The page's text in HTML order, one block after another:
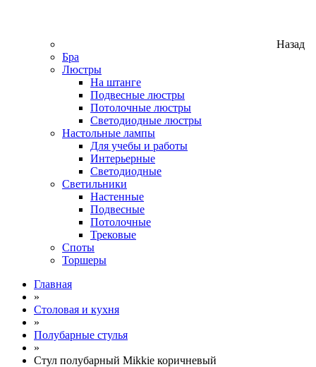
Назад
Бра
Люстры
На штанге
Подвесные люстры
Потолочные люстры
Светодиодные люстры
Настольные лампы
Для учебы и работы
Интерьерные
Светодиодные
Светильники
Настенные
Подвесные
Потолочные
Трековые
Споты
Торшеры
Главная
»
Столовая и кухня
»
Полубарные стулья
»
Стул полубарный Mikkie коричневый